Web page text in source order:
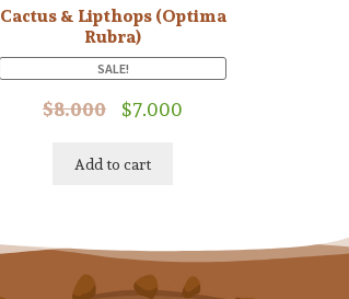
Cactus & Lipthops (Optima
Rubra)
SALE!
$8.000 $7.000
Add to cart